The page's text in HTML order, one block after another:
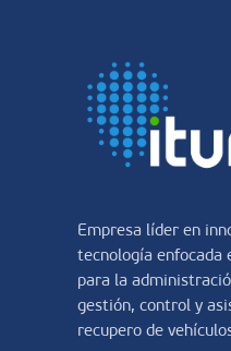
Empresa líder en
tecnología enfocada
para la
gestión, control y
recupero de